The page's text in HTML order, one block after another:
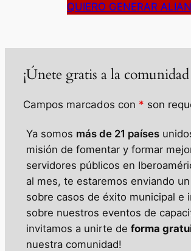
QUIERO GENERAR
¡Únete gratis a la
Campos marcados con * son
Ya somos más de 21 países
misión de fomentar y formar
servidores públicos en
al mes, te estaremos enviando
sobre casos de éxito municipal e
sobre nuestros eventos de
invitamos a unirte deforma
nuestra comunidad!